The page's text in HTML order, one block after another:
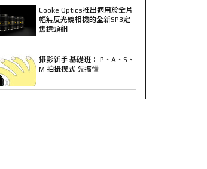
Cooke Optics推出適用於全片
幅無反光鏡相機的全新SP3定
焦鏡頭組
攝影新手 基礎班： P、A、S、
M 拍攝模式 先搞懂